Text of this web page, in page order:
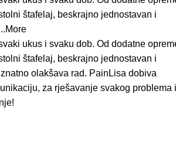
štafelaj, beskrajno jednostavan i
ukus i svaku dob. Od dodatne
štafelaj, beskrajno jednostavan i
olakšava rad. PainLisa dobiva
za rješavanje svakog problema i